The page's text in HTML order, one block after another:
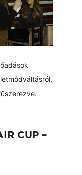
CUP –